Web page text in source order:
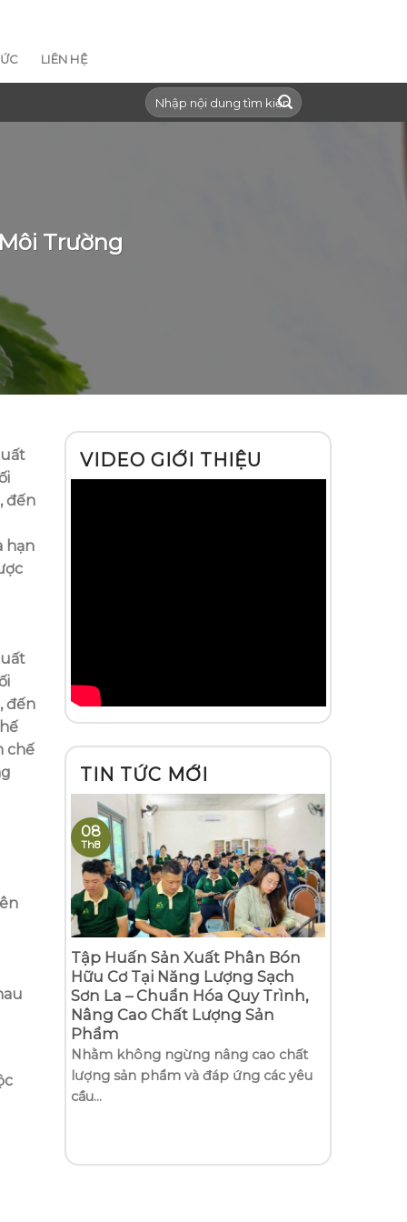
LIÊN HỆ
Search
for:
Trường
đến
hạn
đến
chế
VIDEO GIỚI THIỆU
TIN TỨC MỚI
Tập Huấn Sản Xuất Phân Bón
Hữu Cơ Tại Năng Lượng Sạch
Sơn La – Chuẩn Hóa Quy Trình,
Nâng Cao Chất Lượng Sản
Phẩm
Nhằm không ngừng nâng cao chất
lượng sản phẩm và đáp ứng các yêu
cầu...
08
Th8